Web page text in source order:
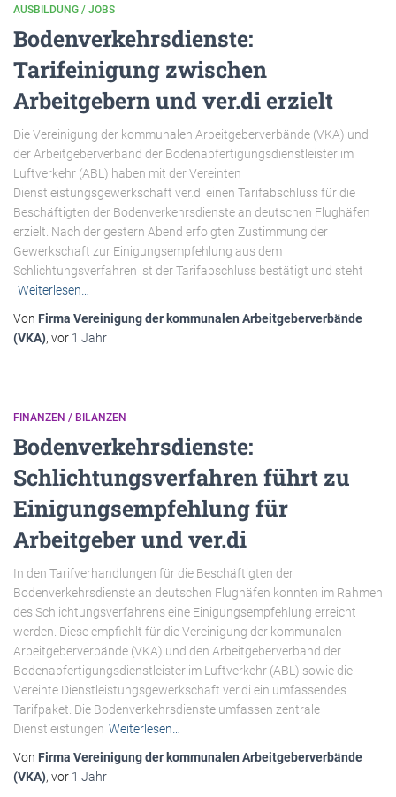
AUSBILDUNG / JOBS
Bodenverkehrsdienste:
Tarifeinigung zwischen
Arbeitgebern und ver.di erzielt
Die Vereinigung der kommunalen Arbeitgeberverbände (VKA) und
der Arbeitgeberverband der Bodenabfertigungsdienstleister im
Luftverkehr (ABL) haben mit der Vereinten
Dienstleistungsgewerkschaft ver.di einen Tarifabschluss für die
Beschäftigten der Bodenverkehrsdienste an deutschen Flughäfen
erzielt. Nach der gestern Abend erfolgten Zustimmung der
Gewerkschaft zur Einigungsempfehlung aus dem
Schlichtungsverfahren ist der Tarifabschluss bestätigt und steht
Weiterlesen…
Von Firma Vereinigung der kommunalen Arbeitgeberverbände
(VKA), vor 1 Jahr
FINANZEN / BILANZEN
Bodenverkehrsdienste:
Schlichtungsverfahren führt zu
Einigungsempfehlung für
Arbeitgeber und ver.di
In den Tarifverhandlungen für die Beschäftigten der
Bodenverkehrsdienste an deutschen Flughäfen konnten im Rahmen
des Schlichtungsverfahrens eine Einigungsempfehlung erreicht
werden. Diese empfiehlt für die Vereinigung der kommunalen
Arbeitgeberverbände (VKA) und den Arbeitgeberverband der
Bodenabfertigungsdienstleister im Luftverkehr (ABL) sowie die
Vereinte Dienstleistungsgewerkschaft ver.di ein umfassendes
Tarifpaket. Die Bodenverkehrsdienste umfassen zentrale
Dienstleistungen Weiterlesen…
Von Firma Vereinigung der kommunalen Arbeitgeberverbände
(VKA), vor 1 Jahr